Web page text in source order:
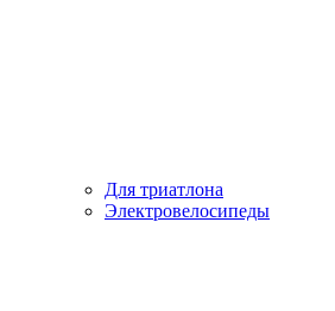
Для триатлона
Электровелосипеды